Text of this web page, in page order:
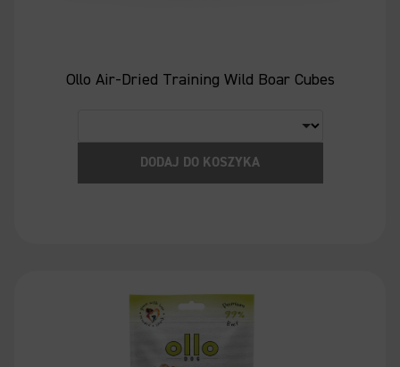
Ollo Air-Dried Training Wild Boar Cubes
DODAJ DO KOSZYKA